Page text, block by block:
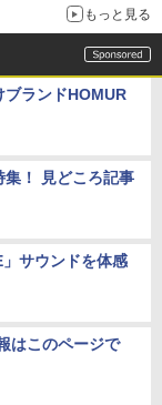
もっと見る
ブランドHOMUR
集！ 見どころ記事
サウンドを体感
はこのページで